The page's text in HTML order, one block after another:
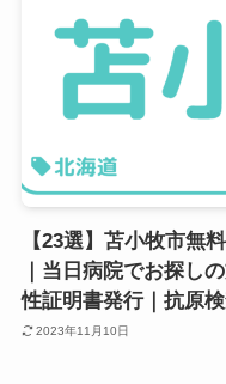
【23選】苫小牧市無
｜当日病院でお探し
性証明書発行｜抗原
2023年11月10日